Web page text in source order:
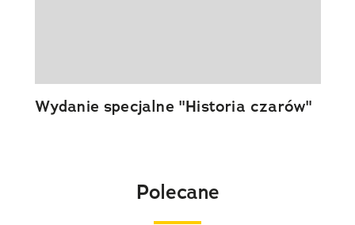
Wydanie specjalne "Historia czarów"
Polecane